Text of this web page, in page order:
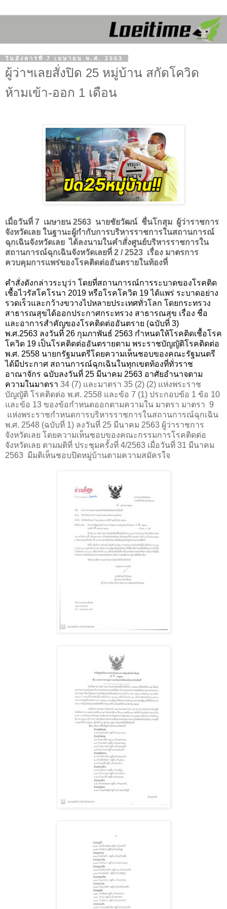
วันอังคารที่ 7 เมษายน พ.ศ. 2563
ผู้ว่าฯเลยสั่งปิด 25 หมู่บ้าน สกัดโควิด
ห้ามเข้า-ออก 1 เดือน
เมื่อวันที่ 7 เมษายน 2563 นายชัยวัฒน์ ชื่นโกสุม ผู้ว่าราชการ
จังหวัดเลย ในฐานะผู้กํากับการบริหารราชการในสถานการณ์
ฉุกเฉินจังหวัดเลย ได้ลงนามในคําสั่งศูนย์บริหารราชการใน
สถานการณ์ฉุกเฉินจังหวัดเลยที่ 2 / 2523 เรื่อง มาตรการ
ควบคุมการแพร่ของโรคติดต่ออันตรายในท้องที่
คำสั่งดังกล่าวระบุว่า โดยที่สถานการณ์การระบาดของโรคติด
เชื้อไวรัสโคโรนา 2019 หรือโรคโควิด 19ได้แพร่ ระบาดอย่าง
รวดเร็วและกว้างขวางไปหลายประเทศทั่วโลก โดยกระทรวง
สาธารณสุขได้ออกประกาศกระทรวง สาธารณสุข เรื่อง ชื่อ
และอาการสําคัญของโรคติดต่ออันตราย (ฉบับที่ 3)
พ.ศ.2563 ลงวันที่ 26 กุมภาพันธ์ 2563 กําหนดให้โรคติดเชื้อโรค
โควิด 19 เป็นโรคติดต่ออันตรายตาม พระราชบัญญัติโรคติดต่อ
พ.ศ. 2558 นายกรัฐมนตรีโดยความเห็นชอบของคณะรัฐมนตรี
ได้มีประกาศ สถานการณ์ฉุกเฉินในทุกเขตท้องที่ทั่วราช
อาณาจักร ฉบับลงวันที่ 25 มีนาคม 2563 อาศัยอํานาจตาม
ความในมาตรา 34 (7) และมาตรา 35 (2) (2) แห่งพระราช
บัญญัติ โรคติดต่อ พ.ศ. 2558 และข้อ 7 (1) ประกอบข้อ 1 ข้อ 10
และข้อ 13 ของข้อกําหนดออกตามความใน มาตรา มาตรา 9
แห่งพระราชกําหนดการบริหารราชการในสถานการณ์ฉุกเฉิน
พ.ศ. 2548 (ฉบับที่ 1) ลงวันที่ 25 มีนาคม 2563 ผู้ว่าราชการ
จังหวัดเลย โดยความเห็นชอบของคณะกรรมการโรคติดต่อ
จังหวัดเลย ตามมติที่ ประชุมครั้งที่ 4/2563 เมื่อวันที่ 31 มีนาคม
2563 มีมติเห็นชอบปิดหมู่บ้านตามความสมัครใจ